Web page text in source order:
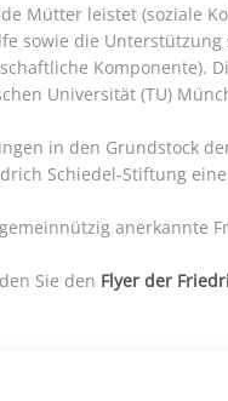
Mütter leistet (soziale
sowie die
Komponente).
Universität (TU)
in den Grundstock
Schiedel-Stiftung
anerkannte
Sie den Flyer der